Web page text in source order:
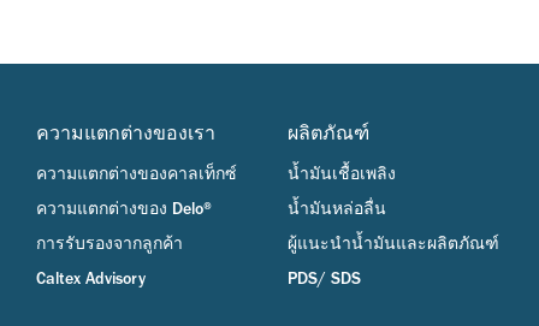
ความแตกต่างของเรา
ความแตกต่างของคาลเท็กซ์
ความแตกต่างของ Delo®
การรับรองจากลูกค้า
Caltex Advisory
ผลิตภัณฑ์
น้ำมันเชื้อเพลิง
น้ำมันหล่อลื่น
ผู้แนะนำน้ำมันและผลิตภัณฑ์
PDS/ SDS